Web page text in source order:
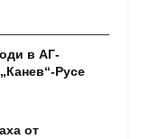
в АГ-
Русе
от